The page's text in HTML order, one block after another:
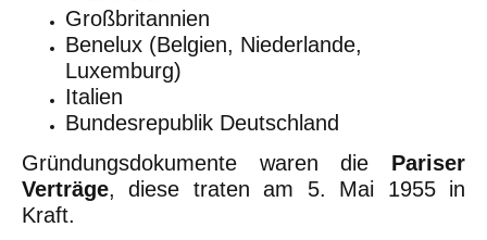
Großbritannien
Benelux (Belgien, Niederlande,
Luxemburg)
Italien
Bundesrepublik Deutschland
Gründungsdokumente waren die Pariser
Verträge, diese traten am 5. Mai 1955 in
Kraft.